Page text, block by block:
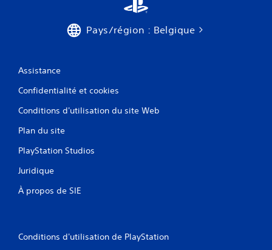
Pays/région : Belgique
Assistance
Confidentialité et cookies
Conditions d'utilisation du site Web
Plan du site
PlayStation Studios
Juridique
À propos de SIE
Conditions d'utilisation de PlayStation